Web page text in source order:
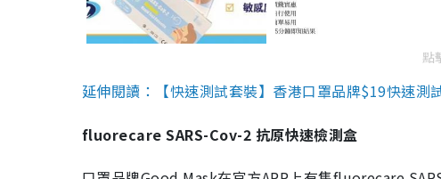
點
延伸閱讀：【快速測試套裝】香港口罩品牌$19快速
fluorecare SARS-Cov-2 抗原快速檢測盒